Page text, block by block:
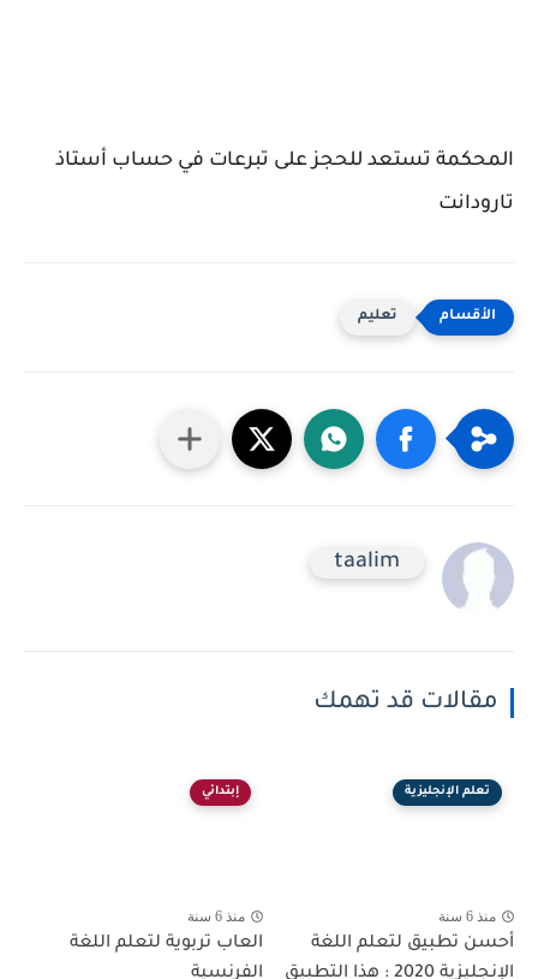
المحكمة تستعد للحجز على تبرعات في حساب أستاذ
تارودانت
تعليم
taalim
مقالات قد تهمك
تعلم الإنجليزية
منذ 6 سنة
أحسن تطبيق لتعلم اللغة
الإنجليزية 2020 : هذا التطبيق
إبتدائي
منذ 6 سنة
العاب تربوية لتعلم اللغة
الفرنسية